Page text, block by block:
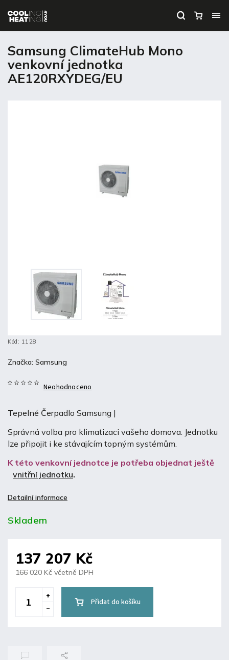
Samsung ClimateHub Mono
venkovní jednotka
AE120RXYDEG/EU
Kód: 1128
Neohodnoceno
Tepelné Čerpadlo Samsung |
Správná volba pro klimatizaci vašeho domova. Jednotku
lze připojit i ke stávajícím topným systémům.
K této venkovní jednotce je potřeba objednat ještě
vnitřní jednotku.
Detailní informace
Značka: Samsung
Skladem
137 207 Kč
166 020 Kč včetně DPH
Přidat do košíku